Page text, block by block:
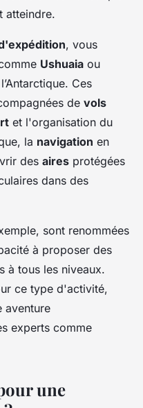
atteindre.
, vous
Ushuaia ou
Ces
de vols
et l'organisation du
la navigation en
des aires protégées
dans des
sont renommées
à proposer des
à tous les niveaux.
ce type d'activité,
aventure
experts comme
une